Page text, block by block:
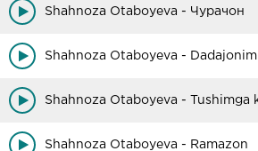
Shahnoza Otaboyeva - Чурачон
Shahnoza Otaboyeva - Dadajonim
Shahnoza Otaboyeva - Ramazon